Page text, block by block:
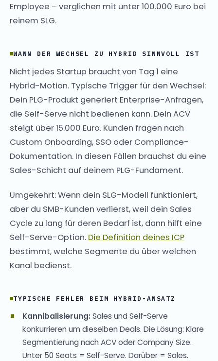
Employee – verglichen mit unter 100.000 Euro bei
reinem SLG.
WANN DER WECHSEL ZU HYBRID SINNVOLL IST
Nicht jedes Startup braucht von Tag 1 eine
Hybrid-Motion. Typische Trigger für den Wechsel:
Dein PLG-Produkt generiert Enterprise-Anfragen,
die Self-Serve nicht bedienen kann. Dein ACV
steigt über 15.000 Euro. Kunden fragen nach
Custom Onboarding, SSO oder Compliance-
Dokumentation. In diesen Fällen brauchst du eine
Sales-Schicht auf deinem PLG-Fundament.
Umgekehrt: Wenn dein SLG-Modell funktioniert,
aber du SMB-Kunden verlierst, weil dein Sales
Cycle zu lang für deren Bedarf ist, dann hilft eine
Self-Serve-Option. Die Definition deines ICP
bestimmt, welche Segmente du über welchen
Kanal bedienst.
TYPISCHE FEHLER BEIM HYBRID-ANSATZ
Kannibalisierung:Sales und Self-Serve
konkurrieren um dieselben Deals. Die Lösung: Klare
Segmentierung nach ACV oder Company Size.
Unter 50 Seats = Self-Serve. Darüber = Sales.